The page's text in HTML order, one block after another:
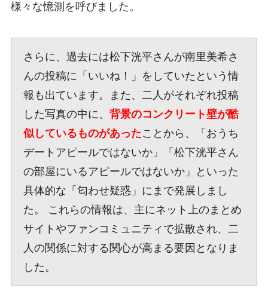
様々な憶測を呼びました。
さらに、過去には松下洸平さんが南里美希さ
んの投稿に「いいね！」をしていたという情
報も出ています。また、二人がそれぞれ投稿
した写真の中に、 背景のコンクリート壁が酷
似しているものがあったことから、「おうち
デートアピールではないか」「松下洸平さん
の部屋にいるアピールではないか」といった
具体的な「匂わせ疑惑」にまで発展しまし
た。 これらの情報は、主にネット上のまとめ
サイトやファンコミュニティで拡散され、二
人の関係に対する関心が高まる要因となりま
した。